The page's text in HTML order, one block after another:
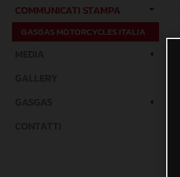
COMMUNICATI STAMPA
GASGAS MOTORCYCLES ITALIA